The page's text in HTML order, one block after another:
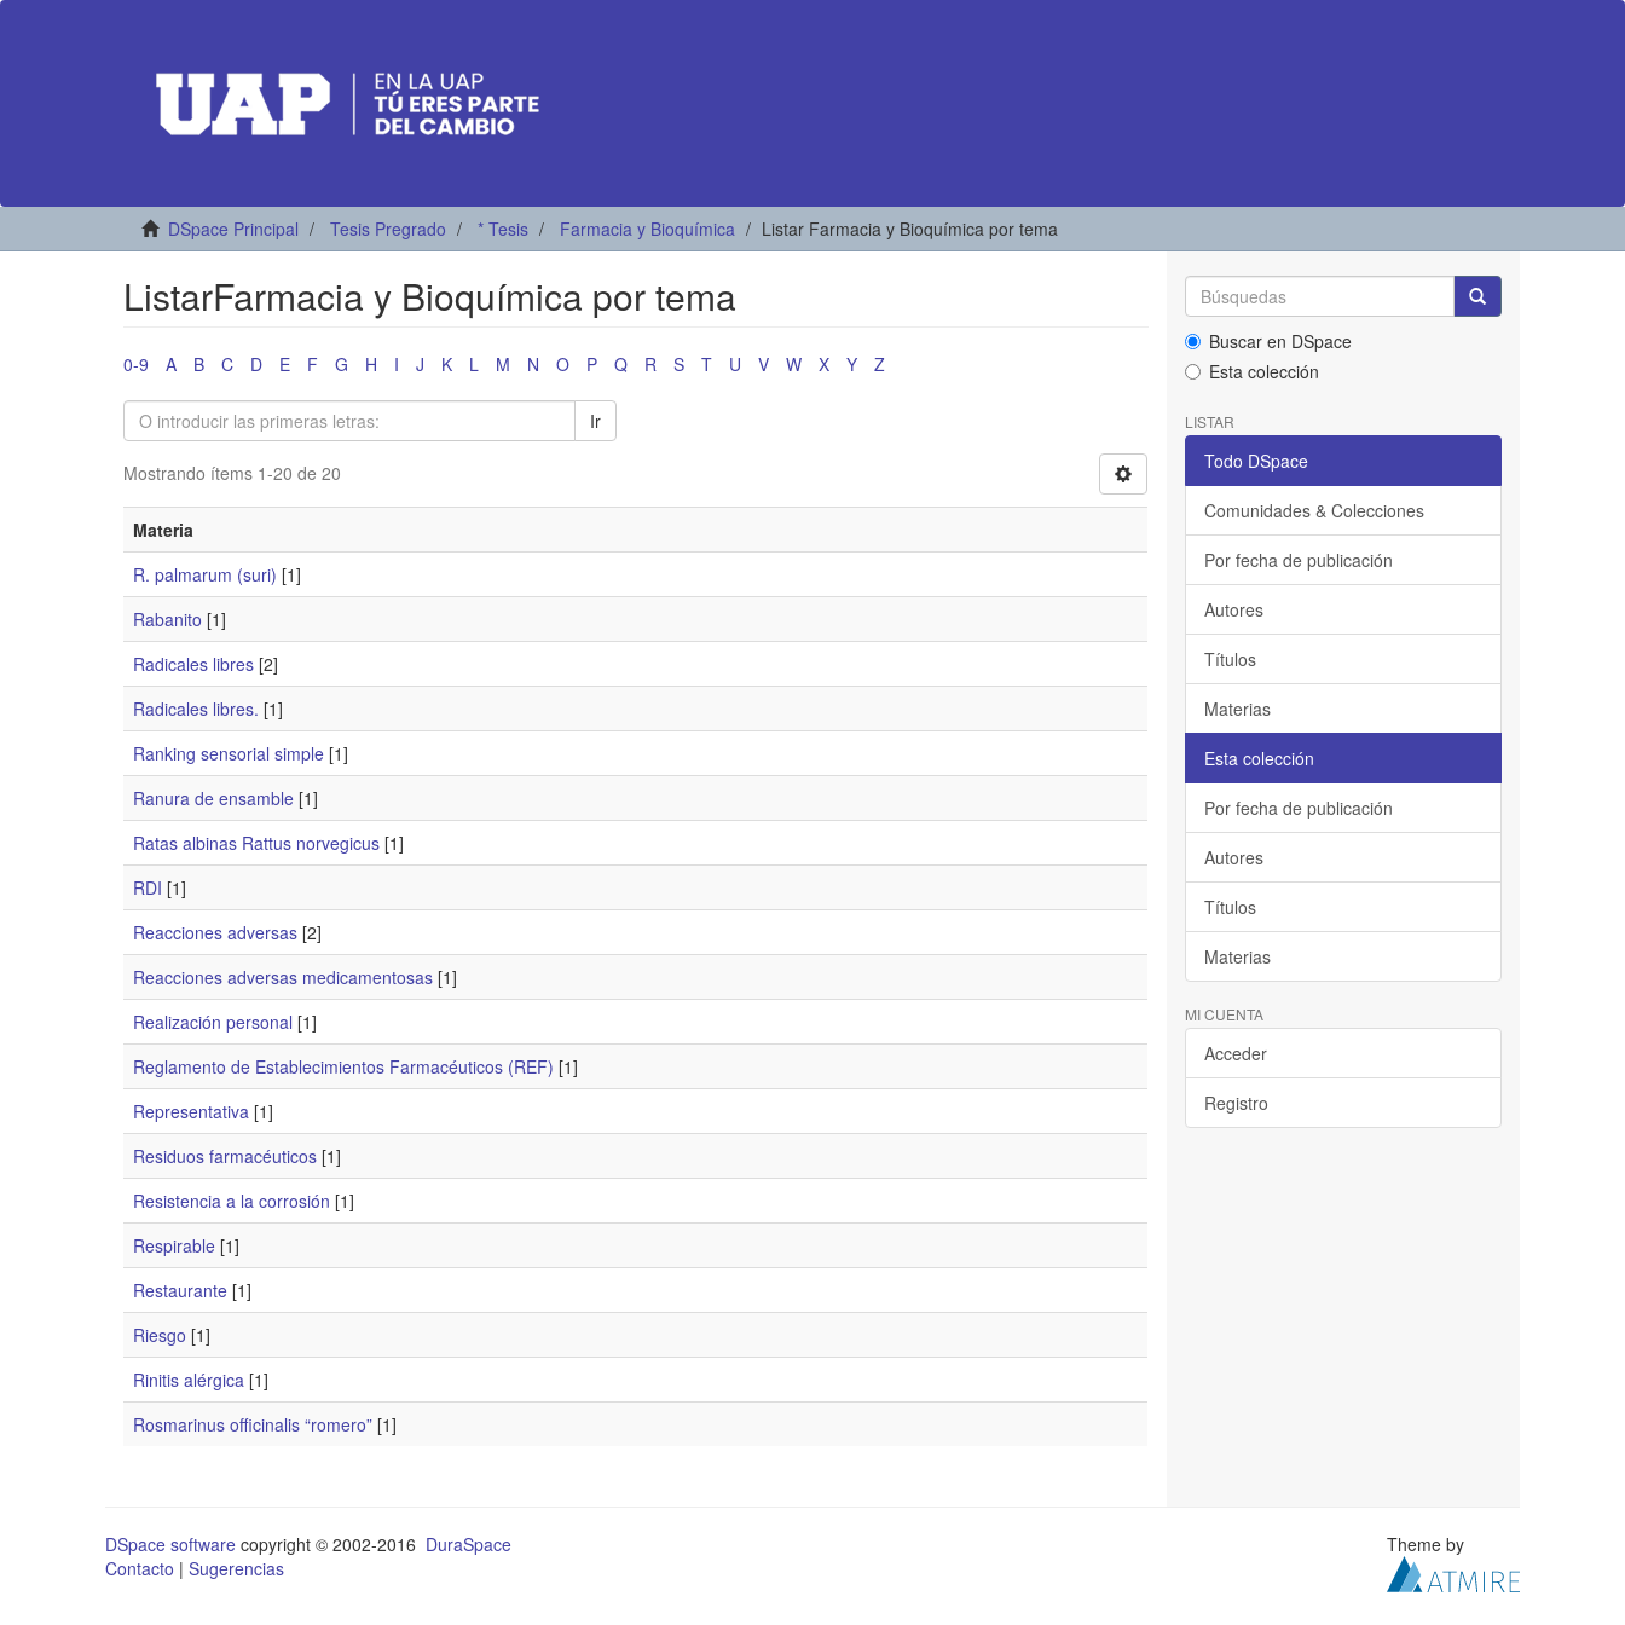
DSpace Principal Tesis Pregrado * Tesis Farmacia y Bioquímica Listar Farmacia y Bioquímica por tema
ListarFarmacia y Bioquímica por tema
0-9 A B C D E F G H I J K L M N O P Q R S T U V W X Y Z
Ir
Mostrando ítems 1-20 de 20
Materia
R. palmarum (suri) [1]
Rabanito [1]
Radicales libres [2]
Radicales libres. [1]
Ranking sensorial simple [1]
Ranura de ensamble [1]
Ratas albinas Rattus norvegicus [1]
RDI [1]
Reacciones adversas [2]
Reacciones adversas medicamentosas [1]
Realización personal [1]
Reglamento de Establecimientos Farmacéuticos (REF) [1]
Representativa [1]
Residuos farmacéuticos [1]
Resistencia a la corrosión [1]
Respirable [1]
Restaurante [1]
Riesgo [1]
Rinitis alérgica [1]
Rosmarinus officinalis “romero” [1]
Buscar en DSpace
Esta colección
LISTAR
Todo DSpace
Comunidades & Colecciones
Por fecha de publicación
Autores
Títulos
Materias
Esta colección
Por fecha de publicación
Autores
Títulos
Materias
MI CUENTA
Acceder
Registro
DSpace software copyright © 2002-2016 DuraSpace
Contacto | Sugerencias
Theme by